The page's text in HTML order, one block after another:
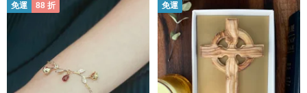
免運 88 折 免運